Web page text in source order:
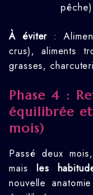
pêche)
À éviter :
crus), aliments
grasses,
Phase 4 :
équilibrée
mois)
Passé deux
mais les
nouvelle